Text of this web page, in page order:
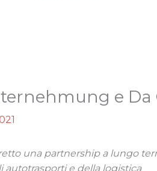
e Da
una partnership a lungo
autotrasporti e della logistica